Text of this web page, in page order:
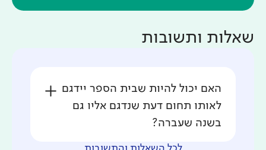
שאלות ותשובות
האם יכול להיות שבית הספר יידגם
לאותו תחום דעת שנדגם אליו גם
בשנה שעברה?